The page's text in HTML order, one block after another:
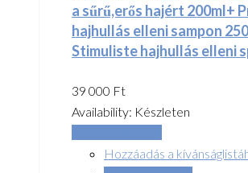
a sűrű,erős hajért 200ml+
hajhullás elleni sampon
Stimuliste hajhullás elleni
39 000 Ft
Availability: Készleten
Hozzáadás a